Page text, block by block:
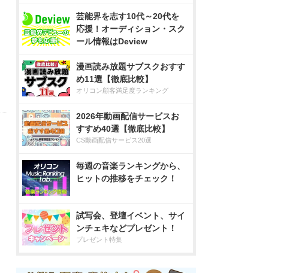
芸能界を志す10代～20代を
応援！オーディション・スク
ール情報はDeview
漫画読み放題サブスクおすす
め11選【徹底比較】
オリコン顧客満足度ランキング
2026年動画配信サービスお
すすめ40選【徹底比較】
CS動画配信サービス20選
毎週の音楽ランキングから、
ヒットの推移をチェック！
試写会、登壇イベント、サイ
ンチェキなどプレゼント！
プレゼント特集